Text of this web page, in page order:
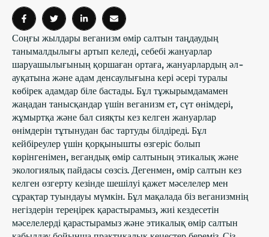
Соңғы жылдары веганизм өмір салтын таңдаудың
танымалдылығы артып келеді, себебі жануарлар
шаруашылығының қоршаған ортаға, жануарлардың әл-
ауқатына және адам денсаулығына кері әсері туралы
көбірек адамдар біле бастады. Бұл тұжырымдамамен
жаңадан танысқандар үшін веганизм ет, сүт өнімдері,
жұмыртқа және бал сияқты кез келген жануарлар
өнімдерін тұтынудан бас тартуды білдіреді. Бұл
кейбіреулер үшін қорқынышты өзгеріс болып
көрінгенімен, вегандық өмір салтының этикалық және
экологиялық пайдасы сөзсіз. Дегенмен, өмір салтын кез
келген өзгерту кезінде шешілуі қажет мәселелер мен
сұрақтар туындауы мүмкін. Бұл мақалада біз веганизмнің
негіздерін тереңірек қарастырамыз, жиі кездесетін
мәселелерді қарастырамыз және этикалық өмір салтын